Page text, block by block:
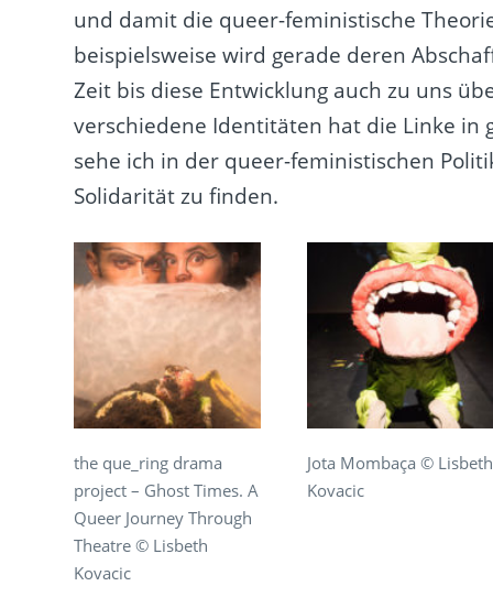
und damit die queer-feministische
beispielsweise wird gerade deren
Zeit bis diese Entwicklung auch zu uns
verschiedene Identitäten hat die Linke in
sehe ich in der queer-feministischen
Solidarität zu finden.
the que_ring drama
project – Ghost Times. A
Queer Journey Through
Theatre © Lisbeth
Kovacic
Jota Mombaça © Lisbeth
Kovacic